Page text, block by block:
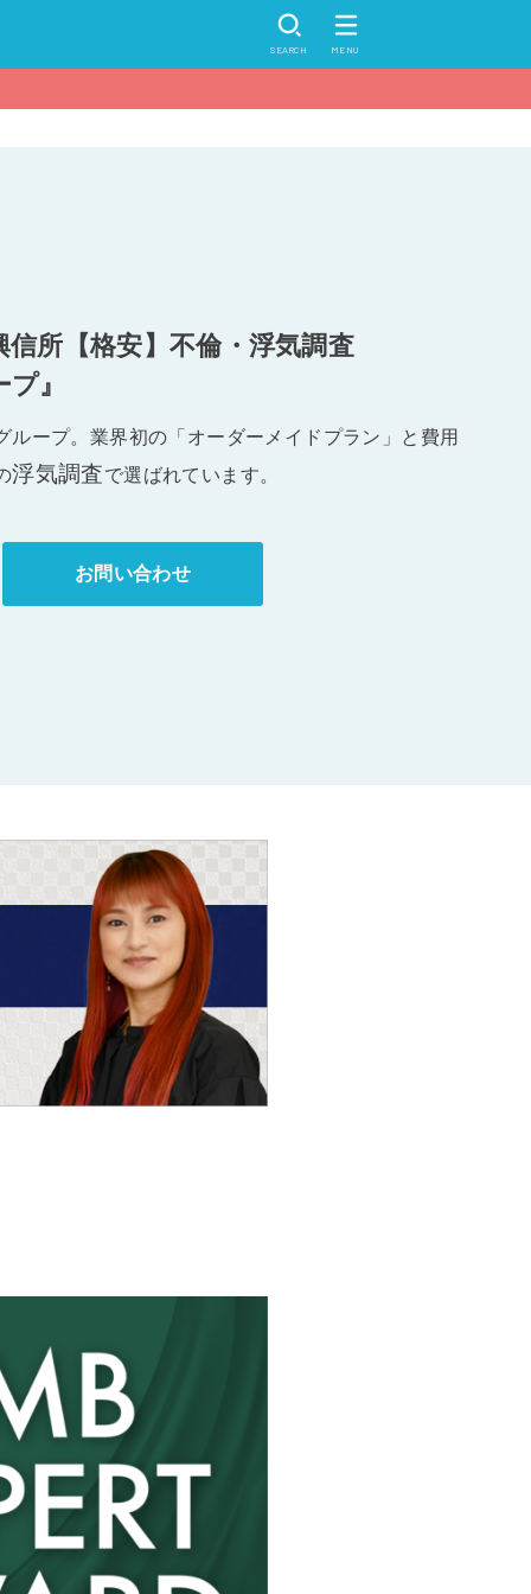
SEARCH MENU
信所【格安】不倫・浮気調査
』
ループ。業界初の「オーダーメイドプラン」と費用
浮気調査で選ばれています。
お問い合わせ